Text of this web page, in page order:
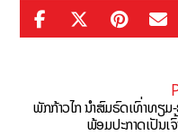
ພັກກ້າວໄກ ນຳສົມຣົດເທົ່າທຽ
ພ້ອມປະກາດເປັນ